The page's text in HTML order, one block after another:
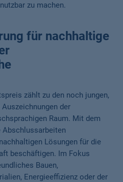
zu machen.
für nachhaltige
zählt zu den noch jungen,
der
Raum. Mit dem
Abschlussarbeiten
Lösungen für die
beschäftigen. Im Fokus
Bauen,
Energieeffizienz oder der